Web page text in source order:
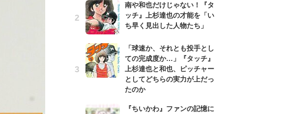
南や和也だけじゃない！『タ
ッチ』上杉達也の才能を「い
ち早く見出した人物たち」
「球速か、それとも投手とし
ての完成度か…」『タッチ』
上杉達也と和也、ピッチャー
としてどちらの実力が上だっ
たのか
『ちいかわ』ファンの記憶に